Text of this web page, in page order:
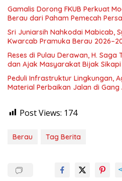
Gamalis Dorong FKUB Perkuat
Berau dari Paham Pemecah
Sri Juniarsih Nahkodai Mabicab,
Kwarcab Pramuka Berau
Reses di Pulau Derawan, H.
dan Ajak Masyarakat Bijak
Peduli Infrastruktur Lingkungan,
Material Perbaikan Jalan di Gang
Post Views: 174
Berau Tag Berita